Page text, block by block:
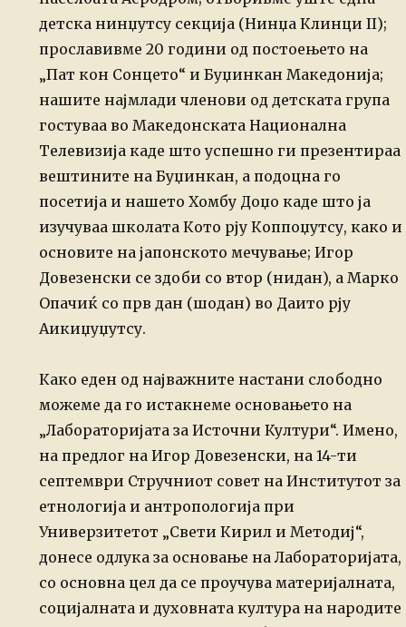
детска нинџутсу секција (Нинџа Клинци II);
прославивме 20 години од постоењето на
„Пат кон Сонцето“ и Буџинкан Македонија;
нашите најмлади членови од детската група
гостуваа во Македонската Национална
Телевизија каде што успешно ги презентираа
вештините на Буџинкан, а подоцна го
посетија и нашето Хомбу Доџо каде што ја
изучуваа школата Кото рју Коппоџутсу, како и
основите на јапонското мечување; Игор
Довезенски се здоби со втор (нидан), а Марко
Опачиќ со прв дан (шодан) во Даито рју
Аикиџуџутсу.
Како еден од најважните настани слободно
можеме да го истакнеме основањето на
„Лабораторијата за Источни Култури“. Имено,
на предлог на Игор Довезенски, на 14-ти
септември Стручниот совет на Институтот за
етнологија и антропологија при
Универзитетот „Свети Кирил и Методиј“,
донесе одлука за основање на Лабораторијата,
со основна цел да се проучува материјалната,
социјалната и духовната култура на народите